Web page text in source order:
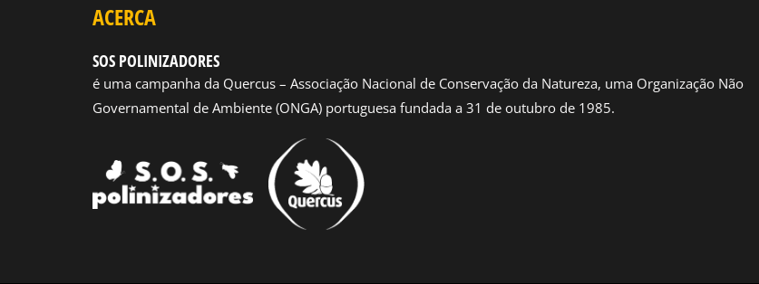
ACERCA
SOS POLINIZADORES
é uma campanha da Quercus – Associação Nacional de Conservação da Natureza, uma Organização Não
Governamental de Ambiente (ONGA) portuguesa fundada a 31 de outubro de 1985.